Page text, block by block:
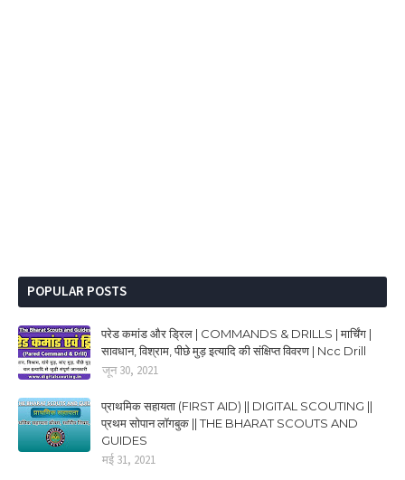
POPULAR POSTS
परेड कमांड और ड्रिल | COMMANDS & DRILLS | मार्चिंग |
सावधान, विश्राम, पीछे मुड़ इत्यादि की संक्षिप्त विवरण | Ncc Drill
जून 30, 2021
प्राथमिक सहायता (FIRST AID) || DIGITAL SCOUTING ||
प्रथम सोपान लॉगबुक || THE BHARAT SCOUTS AND
GUIDES
मई 31, 2021